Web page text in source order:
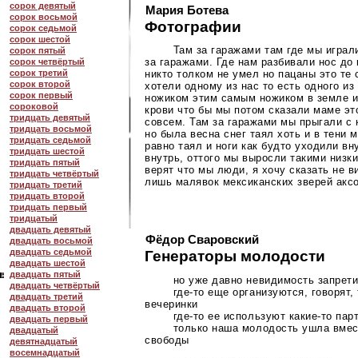
сорок девятый
сорок восьмой
сорок седьмой
сорок шестой
сорок пятый
сорок четвёртый
сорок третий
сорок второй
сорок первый
сороковой
тридцать девятый
тридцать восьмой
тридцать седьмой
тридцать шестой
тридцать пятый
тридцать четвёртый
тридцать третий
тридцать второй
тридцать первый
тридцатый
двадцать девятый
двадцать восьмой
двадцать седьмой
двадцать шестой
двадцать пятый
двадцать четвёртый
двадцать третий
двадцать второй
двадцать первый
двадцатый
девятнадцатый
восемнадцатый
Мария Ботева
Фотографии
Там за гаражами там где мы
за гаражами. Где нам разбивали нос до
никто толком не умел но пацаны это
хотели одному из нас то есть одного из
ножиком этим самым ножиком в земле
крови что бы мы потом сказали маме
совсем. Там за гаражами мы прыгали с
но была весна снег таял хоть и в тени
равно таял и ноги как будто уходили
внутрь, оттого мы выросли такими
верят что мы люди, я хочу сказать не
лишь малявок мексиканских зверей
Фёдор Сваровский
Генераторы молодости
но уже давно невидимость
где-то еще организуются,
вечеринки
где-то ее используют какие-то
только наша молодость ушла
свободы